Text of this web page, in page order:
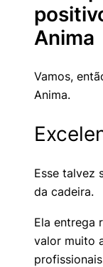
Anima
Vamos,
Anima.
Esse talvez
da cadeira.
Ela entrega
valor muito